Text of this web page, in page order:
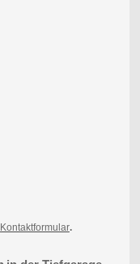
Kontaktformular.